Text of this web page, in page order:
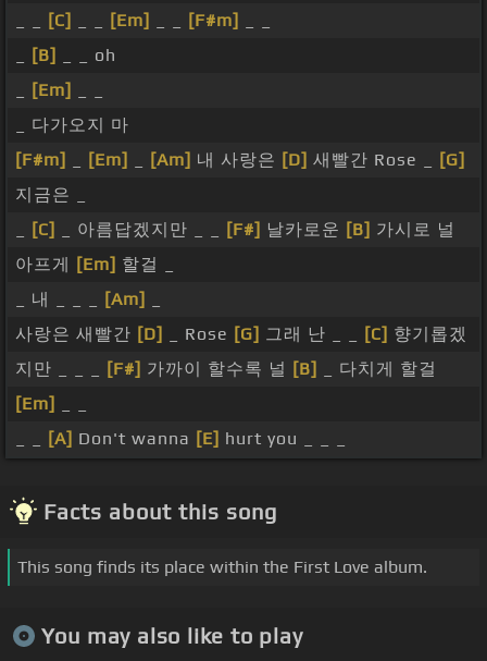
[C] [Em] [F#m]
[B]
_ _ oh
[Em]
_ 다가오지 마
[F#m]
[Em] [Am] 내 사랑은 [D] 새빨간 Rose _
[G]
지금은 _
[C] _ 아름답겠지만 _ _ [F#] 날카로운 [B] 가시로 널
아프게
[Em] 할걸 _
_ 내 _ _ _
[Am]
사랑은 새빨간 [D] _ Rose [G] 그래 난 _ _ [C] 향기롭겠
지만 _ _ _
[F#] 가까이 할수록 널 [B]
_ 다치게 할걸
[Em]
[A] Don't wanna [E] hurt you _ _ _
Facts about this song
This song finds its place within the First Love album.
You may also like to play